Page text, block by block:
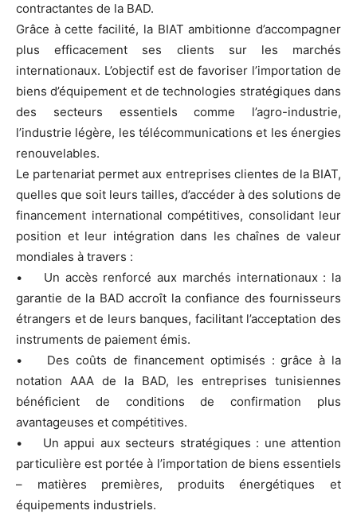
contractantes de la BAD.
Grâce à cette facilité, la BIAT ambitionne d’accompagner
plus efficacement ses clients sur les marchés
internationaux. L’objectif est de favoriser l’importation de
biens d’équipement et de technologies stratégiques dans
des secteurs essentiels comme l’agro-industrie,
l’industrie légère, les télécommunications et les énergies
renouvelables.
Le partenariat permet aux entreprises clientes de la BIAT,
quelles que soit leurs tailles, d’accéder à des solutions de
financement international compétitives, consolidant leur
position et leur intégration dans les chaînes de valeur
mondiales à travers :
• Un accès renforcé aux marchés internationaux : la
garantie de la BAD accroît la confiance des fournisseurs
étrangers et de leurs banques, facilitant l’acceptation des
instruments de paiement émis.
• Des coûts de financement optimisés : grâce à la
notation AAA de la BAD, les entreprises tunisiennes
bénéficient de conditions de confirmation plus
avantageuses et compétitives.
• Un appui aux secteurs stratégiques : une attention
particulière est portée à l’importation de biens essentiels
– matières premières, produits énergétiques et
équipements industriels.